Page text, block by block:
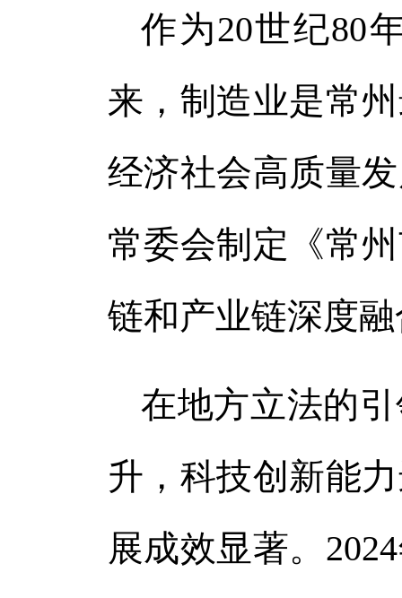
作为20世纪80
来，制造业是常
经济社会高质量
常委会制定《常
链和产业链深度
在地方立法的
升，科技创新能
展成效显著。